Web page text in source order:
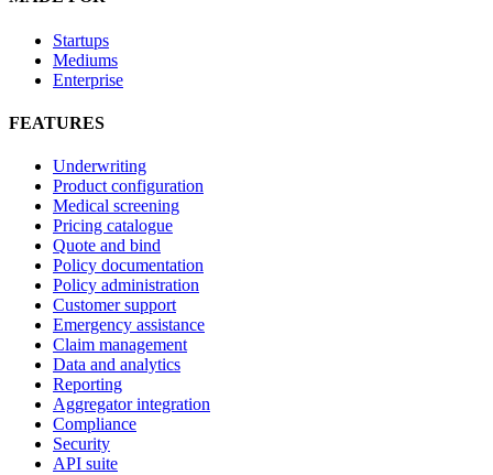
Startups
Mediums
Enterprise
FEATURES
Underwriting
Product configuration
Medical screening
Pricing catalogue
Quote and bind
Policy documentation
Policy administration
Customer support
Emergency assistance
Claim management
Data and analytics
Reporting
Aggregator integration
Compliance
Security
API suite